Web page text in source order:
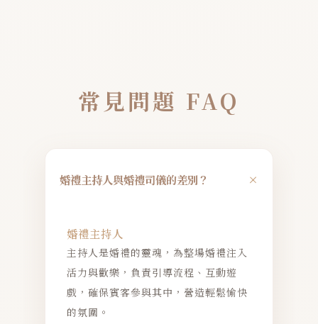
常見問題 FAQ
婚禮主持人與婚禮司儀的差別？ +
婚禮主持人
主持人是婚禮的靈魂，為整場婚禮注入
活力與歡樂，負責引導流程、互動遊
戲，確保賓客參與其中，營造輕鬆愉快
的氛圍。